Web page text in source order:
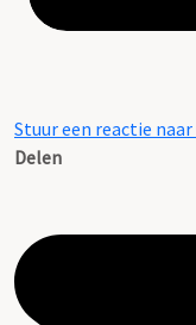
Stuur een reactie
Delen